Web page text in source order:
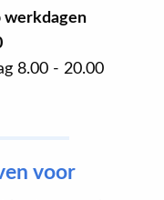
werkdagen
8.00 - 20.00
voor